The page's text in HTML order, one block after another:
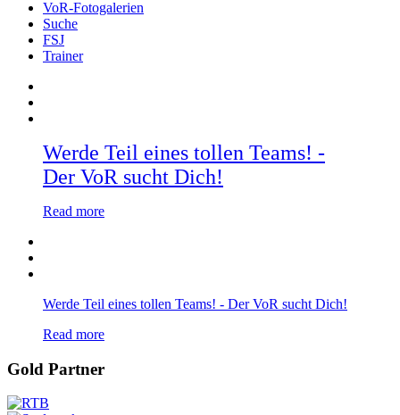
VoR-Fotogalerien
Suche
FSJ
Trainer
Werde Teil eines tollen Teams! -
Der VoR sucht Dich!
Read more
Werde Teil eines tollen Teams! - Der VoR sucht Dich!
Read more
Gold Partner